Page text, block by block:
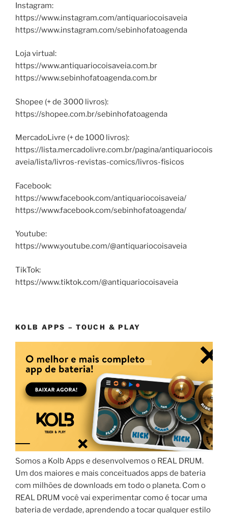
Instagram:
https://www.instagram.com/antiquariocoisaveia
https://www.instagram.com/sebinhofatoagenda
Loja virtual:
https://www.antiquariocoisaveia.com.br
https://www.sebinhofatoagenda.com.br
Shopee (+ de 3000 livros):
https://shopee.com.br/sebinhofatoagenda
MercadoLivre (+ de 1000 livros):
https://lista.mercadolivre.com.br/pagina/antiquariocois
aveia/lista/livros-revistas-comics/livros-fisicos
Facebook:
https://www.facebook.com/antiquariocoisaveia/
https://www.facebook.com/sebinhofatoagenda/
Youtube:
https://www.youtube.com/@antiquariocoisaveia
TikTok:
https://www.tiktok.com/@antiquariocoisaveia
KOLB APPS – TOUCH & PLAY
Somos a Kolb Apps e desenvolvemos o REAL DRUM.
Um dos maiores e mais conceituados apps de bateria
com milhões de downloads em todo o planeta. Com o
REAL DRUM você vai experimentar como é tocar uma
bateria de verdade, aprendendo a tocar qualquer estilo